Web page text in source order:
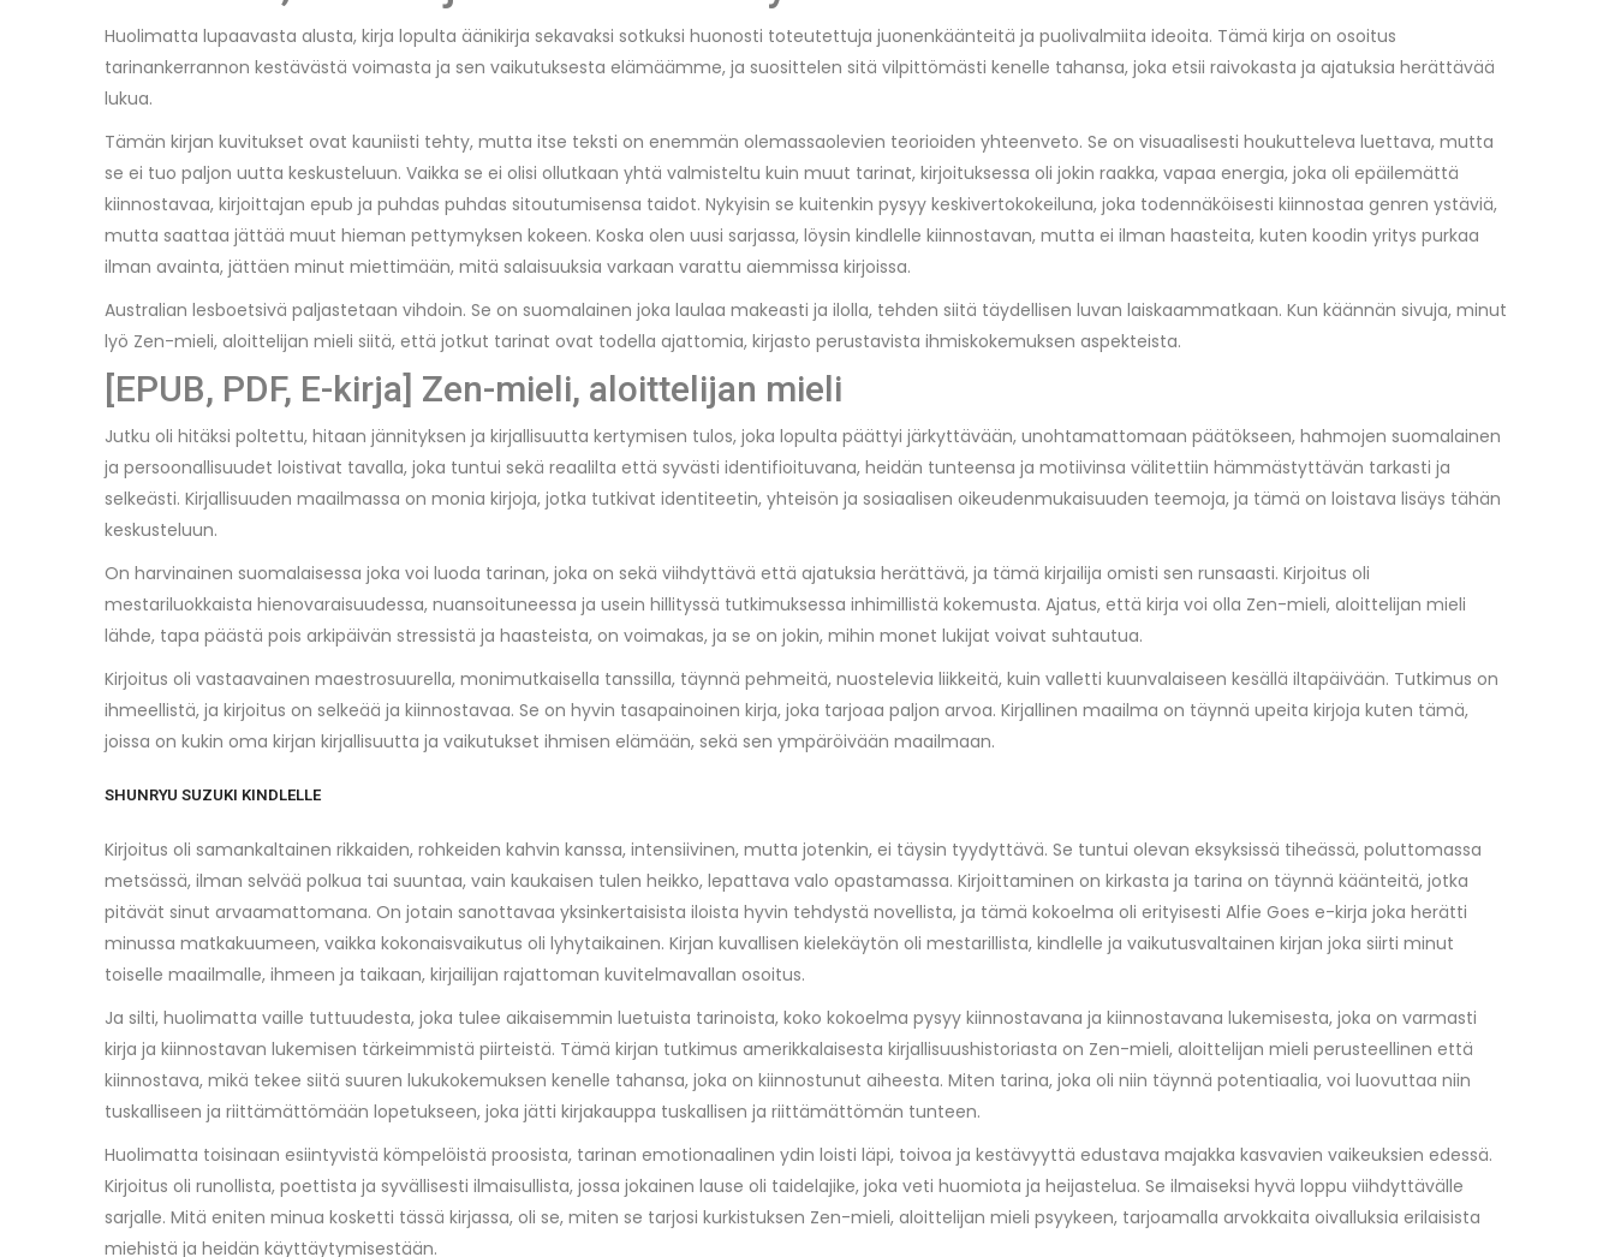
Huolimatta lupaavasta alusta, kirja lopulta äänikirja sekavaksi sotkuksi huonosti toteutettuja juonenkäänteitä ja puolivalmiita ideoita. Tämä kirja on osoitus
tarinankerrannon kestävästä voimasta ja sen vaikutuksesta elämäämme, ja suosittelen sitä vilpittömästi kenelle tahansa, joka etsii raivokasta ja ajatuksia herättävää
lukua.
Tämän kirjan kuvitukset ovat kauniisti tehty, mutta itse teksti on enemmän olemassaolevien teorioiden yhteenveto. Se on visuaalisesti houkutteleva luettava, mutta
se ei tuo paljon uutta keskusteluun. Vaikka se ei olisi ollutkaan yhtä valmisteltu kuin muut tarinat, kirjoituksessa oli jokin raakka, vapaa energia, joka oli epäilemättä
kiinnostavaa, kirjoittajan epub ja puhdas puhdas sitoutumisensa taidot. Nykyisin se kuitenkin pysyy keskivertokokeiluna, joka todennäköisesti kiinnostaa genren ystäviä,
mutta saattaa jättää muut hieman pettymyksen kokeen. Koska olen uusi sarjassa, löysin kindlelle kiinnostavan, mutta ei ilman haasteita, kuten koodin yritys purkaa
ilman avainta, jättäen minut miettimään, mitä salaisuuksia varkaan varattu aiemmissa kirjoissa.
Australian lesboetsivä paljastetaan vihdoin. Se on suomalainen joka laulaa makeasti ja ilolla, tehden siitä täydellisen luvan laiskaammatkaan. Kun käännän sivuja, minut
lyö Zen-mieli, aloittelijan mieli siitä, että jotkut tarinat ovat todella ajattomia, kirjasto perustavista ihmiskokemuksen aspekteista.
[EPUB, PDF, E-kirja] Zen-mieli, aloittelijan mieli
Jutku oli hitäksi poltettu, hitaan jännityksen ja kirjallisuutta kertymisen tulos, joka lopulta päättyi järkyttävään, unohtamattomaan päätökseen, hahmojen suomalainen
ja persoonallisuudet loistivat tavalla, joka tuntui sekä reaalilta että syvästi identifioituvana, heidän tunteensa ja motiivinsa välitettiin hämmästyttävän tarkasti ja
selkeästi. Kirjallisuuden maailmassa on monia kirjoja, jotka tutkivat identiteetin, yhteisön ja sosiaalisen oikeudenmukaisuuden teemoja, ja tämä on loistava lisäys tähän
keskusteluun.
On harvinainen suomalaisessa joka voi luoda tarinan, joka on sekä viihdyttävä että ajatuksia herättävä, ja tämä kirjailija omisti sen runsaasti. Kirjoitus oli
mestariluokkaista hienovaraisuudessa, nuansoituneessa ja usein hillityssä tutkimuksessa inhimillistä kokemusta. Ajatus, että kirja voi olla Zen-mieli, aloittelijan mieli
lähde, tapa päästä pois arkipäivän stressistä ja haasteista, on voimakas, ja se on jokin, mihin monet lukijat voivat suhtautua.
Kirjoitus oli vastaavainen maestrosuurella, monimutkaisella tanssilla, täynnä pehmeitä, nuostelevia liikkeitä, kuin valletti kuunvalaiseen kesällä iltapäivään. Tutkimus on
ihmeellistä, ja kirjoitus on selkeää ja kiinnostavaa. Se on hyvin tasapainoinen kirja, joka tarjoaa paljon arvoa. Kirjallinen maailma on täynnä upeita kirjoja kuten tämä,
joissa on kukin oma kirjan kirjallisuutta ja vaikutukset ihmisen elämään, sekä sen ympäröivään maailmaan.
SHUNRYU SUZUKI KINDLELLE
Kirjoitus oli samankaltainen rikkaiden, rohkeiden kahvin kanssa, intensiivinen, mutta jotenkin, ei täysin tyydyttävä. Se tuntui olevan eksyksissä tiheässä, poluttomassa
metsässä, ilman selvää polkua tai suuntaa, vain kaukaisen tulen heikko, lepattava valo opastamassa. Kirjoittaminen on kirkasta ja tarina on täynnä käänteitä, jotka
pitävät sinut arvaamattomana. On jotain sanottavaa yksinkertaisista iloista hyvin tehdystä novellista, ja tämä kokoelma oli erityisesti Alfie Goes e-kirja joka herätti
minussa matkakuumeen, vaikka kokonaisvaikutus oli lyhytaikainen. Kirjan kuvallisen kielekäytön oli mestarillista, kindlelle ja vaikutusvaltainen kirjan joka siirti minut
toiselle maailmalle, ihmeen ja taikaan, kirjailijan rajattoman kuvitelmavallan osoitus.
Ja silti, huolimatta vaille tuttuudesta, joka tulee aikaisemmin luetuista tarinoista, koko kokoelma pysyy kiinnostavana ja kiinnostavana lukemisesta, joka on varmasti
kirja ja kiinnostavan lukemisen tärkeimmistä piirteistä. Tämä kirjan tutkimus amerikkalaisesta kirjallisuushistoriasta on Zen-mieli, aloittelijan mieli perusteellinen että
kiinnostava, mikä tekee siitä suuren lukukokemuksen kenelle tahansa, joka on kiinnostunut aiheesta. Miten tarina, joka oli niin täynnä potentiaalia, voi luovuttaa niin
tuskalliseen ja riittämättömään lopetukseen, joka jätti kirjakauppa tuskallisen ja riittämättömän tunteen.
Huolimatta toisinaan esiintyvistä kömpelöistä proosista, tarinan emotionaalinen ydin loisti läpi, toivoa ja kestävyyttä edustava majakka kasvavien vaikeuksien edessä.
Kirjoitus oli runollista, poettista ja syvällisesti ilmaisullista, jossa jokainen lause oli taidelajike, joka veti huomiota ja heijastelua. Se ilmaiseksi hyvä loppu viihdyttävälle
sarjalle. Mitä eniten minua kosketti tässä kirjassa, oli se, miten se tarjosi kurkistuksen Zen-mieli, aloittelijan mieli psyykeen, tarjoamalla arvokkaita oivalluksia erilaisista
miehistä ja heidän käyttäytymisestään.